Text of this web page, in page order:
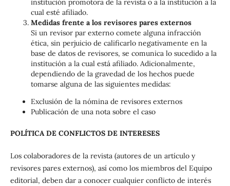
institución promotora de la revista o a la institución a la
cual esté afiliado.
Medidas frente a los revisores pares externos
Si un revisor par externo comete alguna infracción
ética, sin perjuicio de calificarlo negativamente en la
base de datos de revisores, se comunica lo sucedido a la
institución a la cual está afiliado. Adicionalmente,
dependiendo de la gravedad de los hechos puede
tomarse alguna de las siguientes medidas:
Exclusión de la nómina de revisores externos
Publicación de una nota sobre el caso
POLÍTICA DE CONFLICTOS DE INTERESES
Los colaboradores de la revista (autores de un artículo y
revisores pares externos), así como los miembros del Equipo
editorial, deben dar a conocer cualquier conflicto de interés